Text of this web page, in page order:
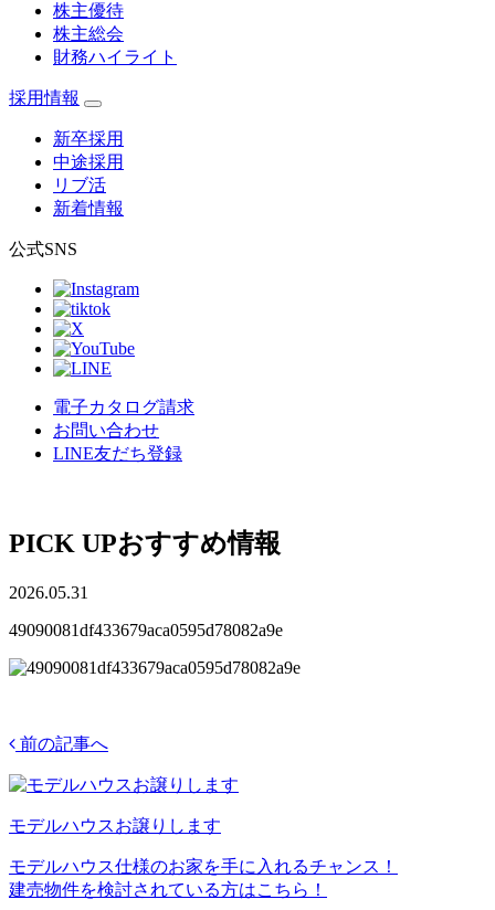
株主優待
株主総会
財務ハイライト
採用情報
新卒採用
中途採用
リブ活
新着情報
公式SNS
電子カタログ請求
お問い合わせ
LINE友だち登録
PICK UPおすすめ情報
2026.05.31
49090081df433679aca0595d78082a9e
前の記事へ
モデルハウスお譲りします
モデルハウス仕様のお家を手に入れるチャンス！
建売物件を検討されている方はこちら！